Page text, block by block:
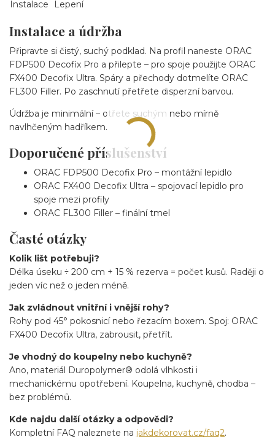
Instalace Lepení
Instalace a údržba
Připravte si čistý, suchý podklad. Na profil naneste ORAC
FDP500 Decofix Pro a přilepte – pro spoje použijte ORAC
FX400 Decofix Ultra. Spáry a přechody dotmelíte ORAC
FL300 Filler. Po zaschnutí přetřete disperzní barvou.
Údržba je minimální – otřete suchým nebo mírně
navlhčeným hadříkem.
Doporučené příslušenství
ORAC FDP500 Decofix Pro – montážní lepidlo
ORAC FX400 Decofix Ultra – spojovací lepidlo pro
spoje mezi profily
ORAC FL300 Filler – finální tmel
Časté otázky
Kolik lišt potřebuji?
Délka úseku ÷ 200 cm + 15 % rezerva = počet kusů. Raději o
jeden víc než o jeden méně.
Jak zvládnout vnitřní i vnější rohy?
Rohy pod 45° pokosnicí nebo řezacím boxem. Spoj: ORAC
FX400 Decofix Ultra, zabrousit, přetřít.
Je vhodný do koupelny nebo kuchyně?
Ano, materiál Duropolymer® odolá vlhkosti i
mechanickému opotřebení. Koupelna, kuchyně, chodba –
bez problémů.
Kde najdu další otázky a odpovědi?
Kompletní FAQ naleznete na jakdekorovat.cz/faq2.